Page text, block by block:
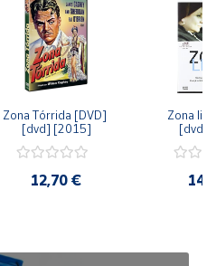
Zona Tórrida [DVD]
[dvd] [2015]
12,70 €
Zona
[dvd]